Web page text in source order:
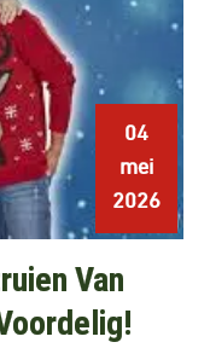
04
mei
2026
Van